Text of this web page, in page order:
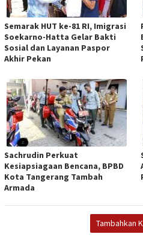
Semarak HUT ke-81 RI, Imigrasi
Soekarno-Hatta Gelar Bakti
Sosial dan Layanan Paspor
Akhir Pekan
Sachrudin Perkuat
Kesiapsiagaan Bencana, BPBD
Kota Tangerang Tambah
Armada
Tambahkan